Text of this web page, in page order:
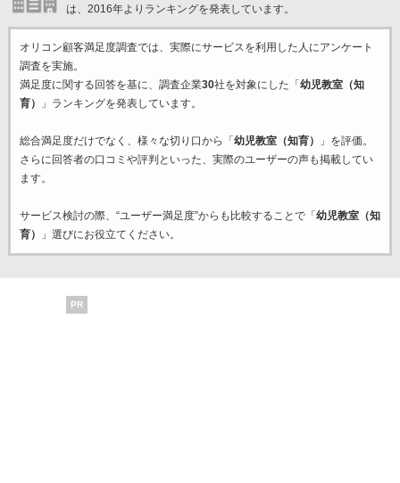
は、2016年よりランキングを発表しています。
オリコン顧客満足度調査では、実際にサービスを利用した 人にアンケート
調査を実施。
満足度に関する回答を基に、調査企業30社を対象にした「 幼児教室（知
育）
」ランキングを発表しています。
総合満足度だけでなく、様々な切り口から「 幼児教室（知育）
」を評価。
さらに回答者の口コミや評判といった、実際のユーザーの声も掲載してい
ます。
サービス検討の際、“ユーザー満足度”からも比較することで「 幼児教室（知
育）
」選びにお役立てください。
PR